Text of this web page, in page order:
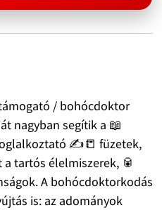
/ bohócdoktor
nagyban segítik a 📖
✍️📒 füzetek,
tartós élelmiszerek, 🥫
A bohócdoktorkodás
is: az adományok